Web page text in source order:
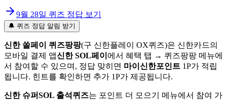
9월 28일 퀴즈 정답 보기
🔔 퀴즈 정답 알림 받기
신한 쏠페이 퀴즈팡팡(구 신한플레이 OX퀴즈)은 신한카드의
모바일 결제 앱신한 SOL페이 에서 혜택 탭 → 퀴즈팡팡 메뉴에
서 참여할 수 있으며, 정답 맞히면 마이신한포인트 1P가 적립
됩니다. 힌트를 확인하면 추가 1P가 제공됩니다.
신한 슈퍼SOL 출석퀴즈는 포인트 더 모으기 메뉴에서 참여 가